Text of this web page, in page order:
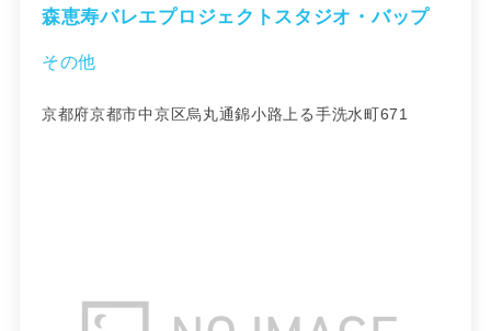
森恵寿バレエプロジェクトスタジオ・バップ
その他
京都府京都市中京区烏丸通錦小路上る手洗水町671